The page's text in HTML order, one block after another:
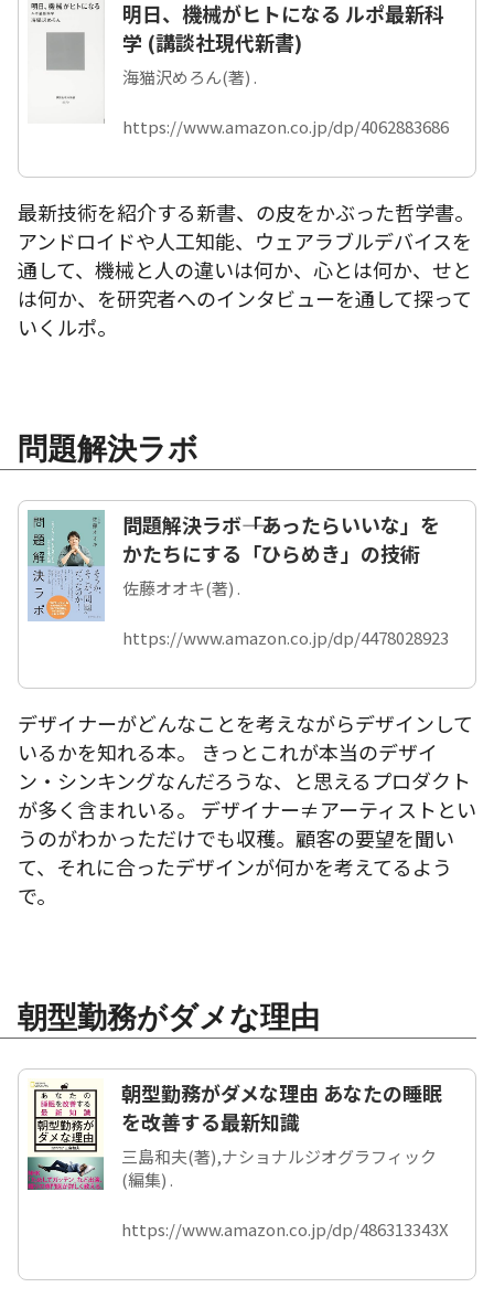
明日、機械がヒトになる ルポ最新科
学 (講談社現代新書)
海猫沢めろん(著) .
https://www.amazon.co.jp/dp/4062883686
最新技術を紹介する新書、の皮をかぶった哲学書。
アンドロイドや人工知能、ウェアラブルデバイスを
通して、機械と人の違いは何か、心とは何か、せと
は何か、を研究者へのインタビューを通して探って
いくルポ。
問題解決ラボ
問題解決ラボ――「あったらいいな」を
かたちにする「ひらめき」の技術
佐藤オオキ(著) .
https://www.amazon.co.jp/dp/4478028923
デザイナーがどんなことを考えながらデザインして
いるかを知れる本。 きっとこれが本当のデザイ
ン・シンキングなんだろうな、と思えるプロダクト
が多く含まれいる。 デザイナー≠アーティストとい
うのがわかっただけでも収穫。顧客の要望を聞い
て、それに合ったデザインが何かを考えてるよう
で。
朝型勤務がダメな理由
朝型勤務がダメな理由 あなたの睡眠
を改善する最新知識
三島和夫(著),ナショナルジオグラフィック
(編集) .
https://www.amazon.co.jp/dp/486313343X